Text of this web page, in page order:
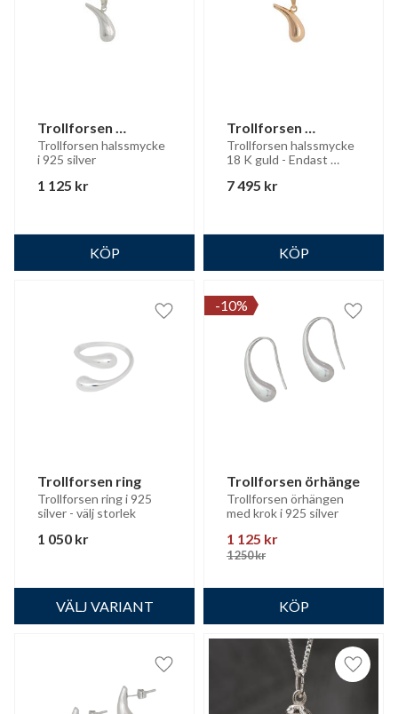
Trollforsen
halssmycke
Trollforsen halssmycke
i 925 silver
1 125 kr
Trollforsen
halssmycke 18 K
guld
Trollforsen halssmycke
18 K guld - Endast
7 495 kr
Trollforsen ring
Trollforsen ring i 925
silver - välj storlek
1 050 kr
Lägg till i favoriter
Trollforsen örhänge
Trollforsen örhängen
med krok i 925 silver
1 125 kr
1 250kr
10%
Lägg
Lägg till i favoriter Lägg